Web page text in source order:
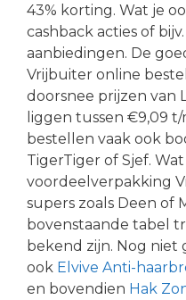
43% korting. Wat je
cashback acties of
aanbiedingen. De
Vrijbuiter online
doorsnee prijzen van
liggen tussen €9,09 t/
bestellen vaak ook
TigerTiger of Sjef.
voordeelverpakking
supers zoals Deen of
bovenstaande tabel
bekend zijn. Nog niet
ook Elvive Anti-
en bovendien Hak